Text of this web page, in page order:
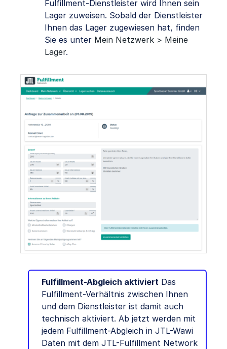
Fulfillment-Dienstleister wird Ihnen sein
Lager zuweisen. Sobald der Dienstleister
Ihnen das Lager zugewiesen hat, finden
Sie es unter Mein Netzwerk > Meine
Lager.
Fulfillment-Abgleich aktiviert Das
Fulfillment-Verhältnis zwischen Ihnen
und dem Dienstleister ist damit auch
technisch aktiviert. Ab jetzt werden mit
jedem Fulfillment-Abgleich in JTL-Wawi
Daten mit dem JTL-Fulfillment Network